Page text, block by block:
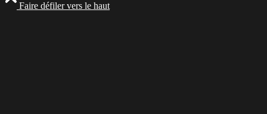
Faire défiler vers le haut